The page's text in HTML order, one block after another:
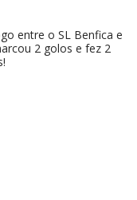
entre o SL Benfica e
2 golos e fez 2